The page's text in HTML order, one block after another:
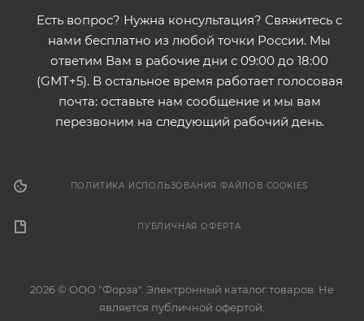
Есть вопрос? Нужна консультация? Свяжитесь с
нами бесплатно из любой точки России. Мы
ответим Вам в рабочие дни с 09:00 до 18:00
(GMT+5). В остальное время работает голосовая
почта: оставьте нам сообщение и мы вам
перезвоним на следующий рабочий день.
ПОЛИТИКА ИСПОЛЬЗОВАНИЯ ФАЙЛОВ COOKIES
ПУБЛИЧНАЯ ОФЕРТА
2026 © ООО "Форза". Электронный каталог товаров. Не
является публичной офертой.